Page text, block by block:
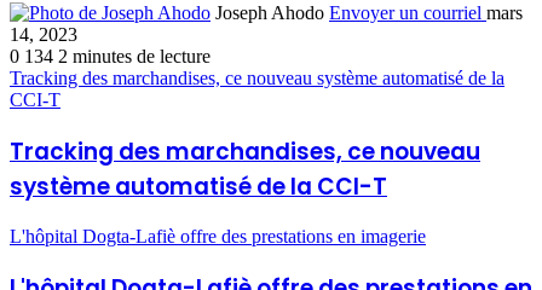
Joseph Ahodo Envoyer un courriel mars
14, 2023
0 134 2 minutes de lecture
Tracking des marchandises, ce nouveau système automatisé de la
CCI-T
Tracking des marchandises, ce nouveau
système automatisé de la CCI-T
L'hôpital Dogta-Lafiè offre des prestations en imagerie